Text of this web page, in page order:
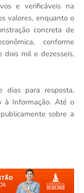
e verificáveis na
valores, enquanto o
concreta de
conforme
dois mil e dezesseis,
dias para resposta,
à Informação. Até o
sobre a